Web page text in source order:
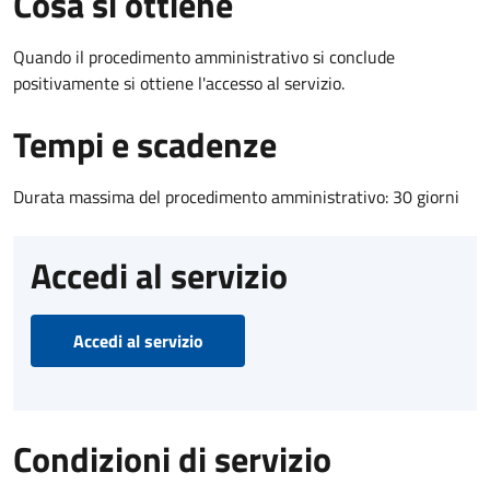
Quando il procedimento amministrativo si conclude
positivamente si ottiene l'accesso al servizio.
Tempi e scadenze
Durata massima del procedimento amministrativo: 30 giorni
Accedi al servizio
Accedi al servizio
Condizioni di servizio